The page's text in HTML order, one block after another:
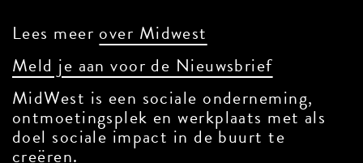
Lees meer over Midwest
Meld je aan voor de Nieuwsbrief
MidWest is een sociale onderneming,
ontmoetingsplek en werkplaats met als
doel sociale impact in de buurt te
creëren.